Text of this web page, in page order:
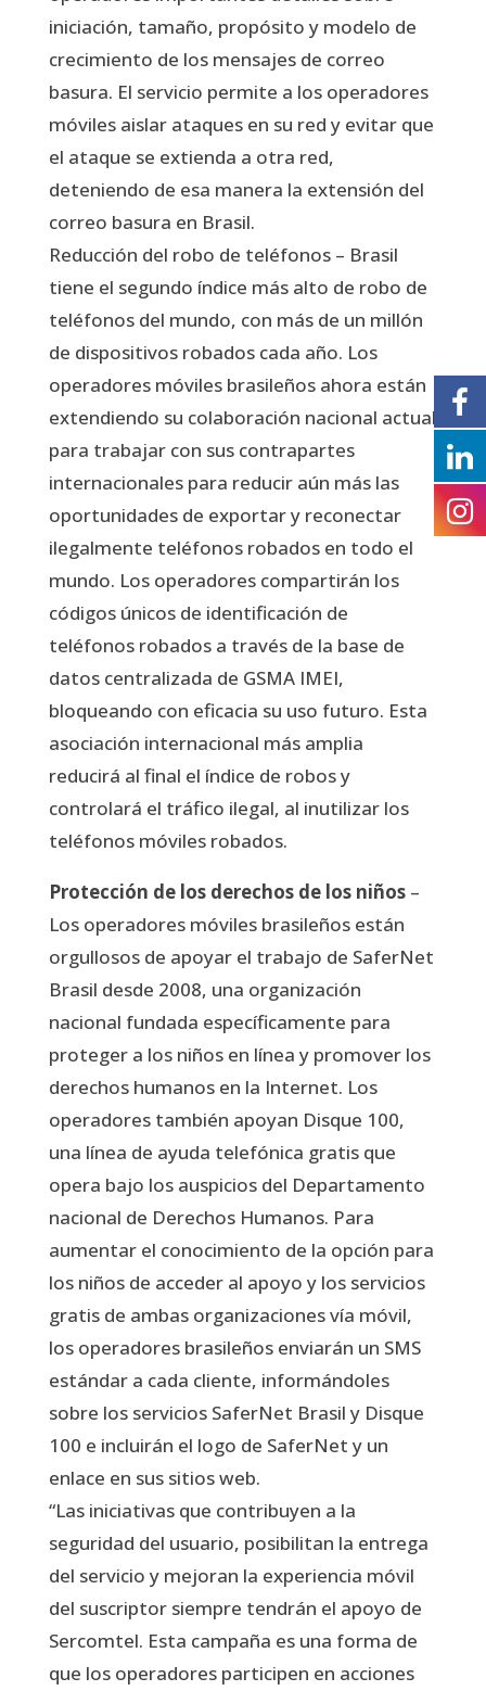
iniciación, tamaño, propósito y modelo de
crecimiento de los mensajes de correo
basura. El servicio permite a los operadores
móviles aislar ataques en su red y evitar que
el ataque se extienda a otra red,
deteniendo de esa manera la extensión del
correo basura en Brasil.
Reducción del robo de teléfonos – Brasil
tiene el segundo índice más alto de robo de
teléfonos del mundo, con más de un millón
de dispositivos robados cada año. Los
operadores móviles brasileños ahora están
extendiendo su colaboración nacional actual
para trabajar con sus contrapartes
internacionales para reducir aún más las
oportunidades de exportar y reconectar
ilegalmente teléfonos robados en todo el
mundo. Los operadores compartirán los
códigos únicos de identificación de
teléfonos robados a través de la base de
datos centralizada de GSMA IMEI,
bloqueando con eficacia su uso futuro. Esta
asociación internacional más amplia
reducirá al final el índice de robos y
controlará el tráfico ilegal, al inutilizar los
teléfonos móviles robados.
Protección de los derechos de los niños–
Los operadores móviles brasileños están
orgullosos de apoyar el trabajo de SaferNet
Brasil desde 2008, una organización
nacional fundada específicamente para
proteger a los niños en línea y promover los
derechos humanos en la Internet. Los
operadores también apoyan Disque 100,
una línea de ayuda telefónica gratis que
opera bajo los auspicios del Departamento
nacional de Derechos Humanos. Para
aumentar el conocimiento de la opción para
los niños de acceder al apoyo y los servicios
gratis de ambas organizaciones vía móvil,
los operadores brasileños enviarán un SMS
estándar a cada cliente, informándoles
sobre los servicios SaferNet Brasil y Disque
100 e incluirán el logo de SaferNet y un
enlace en sus sitios web.
“Las iniciativas que contribuyen a la
seguridad del usuario, posibilitan la entrega
del servicio y mejoran la experiencia móvil
del suscriptor siempre tendrán el apoyo de
Sercomtel. Esta campaña es una forma de
que los operadores participen en acciones